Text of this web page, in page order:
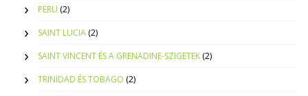
PERU (2)
SAINT LUCIA (2)
SAINT VINCENT ÉS A GRENADINE-SZIGETEK (2)
TRINIDAD ÉS TOBAGO (2)